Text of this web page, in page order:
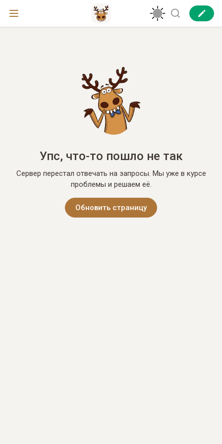
Упс, что-то пошло не так
Сервер перестал отвечать на запросы. Мы уже в курсе
проблемы и решаем её.
Обновить страницу